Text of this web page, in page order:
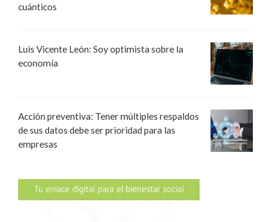
cuánticos
Luis Vicente León: Soy optimista sobre la
economía
Acción preventiva: Tener múltiples respaldos
de sus datos debe ser prioridad para las
empresas